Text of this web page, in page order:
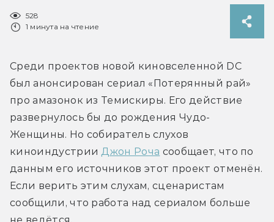
528
1 минута на чтение
Среди проектов новой киновселенной DC
был анонсирован сериал «Потерянный рай»
про амазонок из Темискиры. Его действие
развернулось бы до рождения Чудо-
Женщины. Но собиратель слухов
киноиндустрии Джон Роча сообщает, что по
данным его источников этот проект отменён.
Если верить этим слухам, сценаристам
сообщили, что работа над сериалом больше